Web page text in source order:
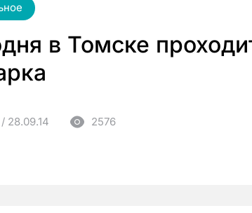
в Томске
28.09.14 2576